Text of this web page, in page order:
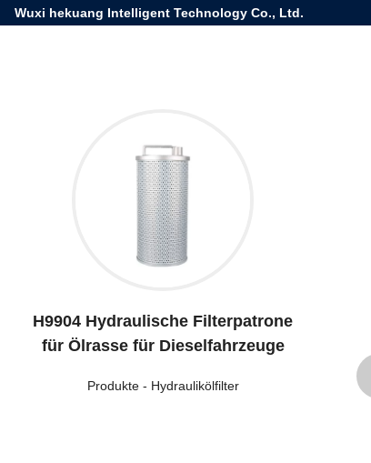
Wuxi hekuang Intelligent Technology Co., Ltd.
H9904 Hydraulische Filterpatrone
für Ölrasse für Dieselfahrzeuge
Produkte- Hydraulikölfilter